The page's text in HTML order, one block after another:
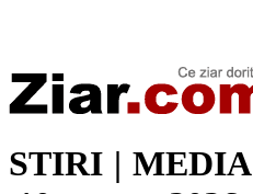
STIRI | MEDIA